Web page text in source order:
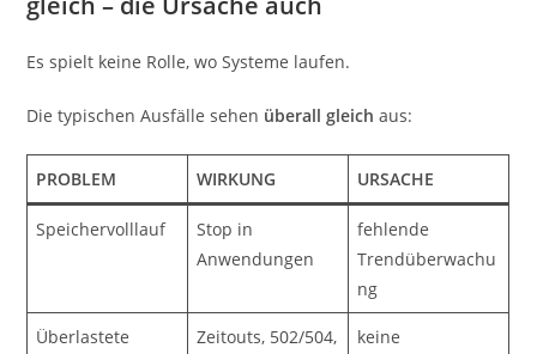
Es spielt keine Rolle, wo Systeme laufen.
Die typischen Ausfälle sehen überall gleich aus:
PROBLEM WIRKUNG URSACHE
Speichervolllauf
Stop in
Anwendungen
fehlende
Trendüberwachu
ng
Überlastete
Zeitouts, 502/504,
keine